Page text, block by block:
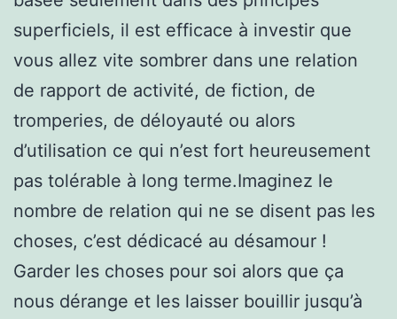
superficiels, il est efficace à investir que
vous allez vite sombrer dans une relation
de rapport de activité, de fiction, de
tromperies, de déloyauté ou alors
d’utilisation ce qui n’est fort heureusement
pas tolérable à long terme.Imaginez le
nombre de relation qui ne se disent pas les
choses, c’est dédicacé au désamour !
Garder les choses pour soi alors que ça
nous dérange et les laisser bouillir jusqu’à